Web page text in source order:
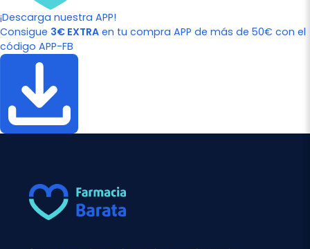
¡Descarga nuestra APP!
Consigue 3€ EXTRA en tu compra APP de más de 50€ con el
código APP-FB